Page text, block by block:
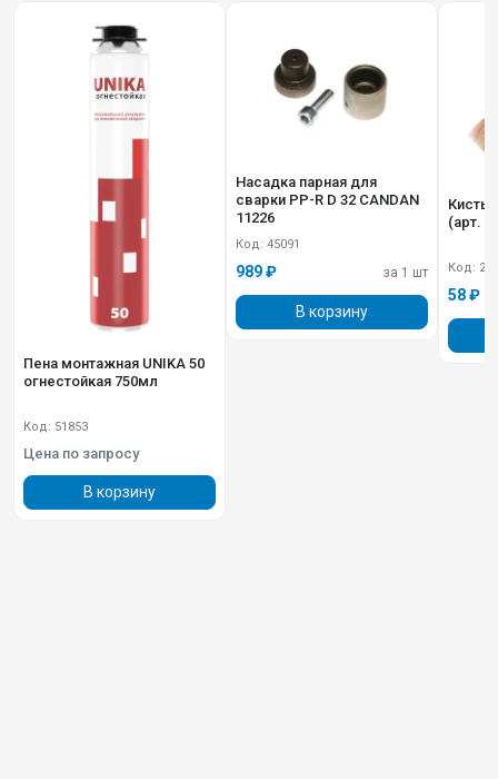
Пена монтажная UNIKA 50
огнестойкая 750мл
Код: 51853
Цена по запросу
В корзину
Насадка парная для
сварки PP-R D 32 CANDAN
11226
Код: 45091
989 ₽ за 1 шт
В корзину
Кисть
(арт.
Код:
58 ₽